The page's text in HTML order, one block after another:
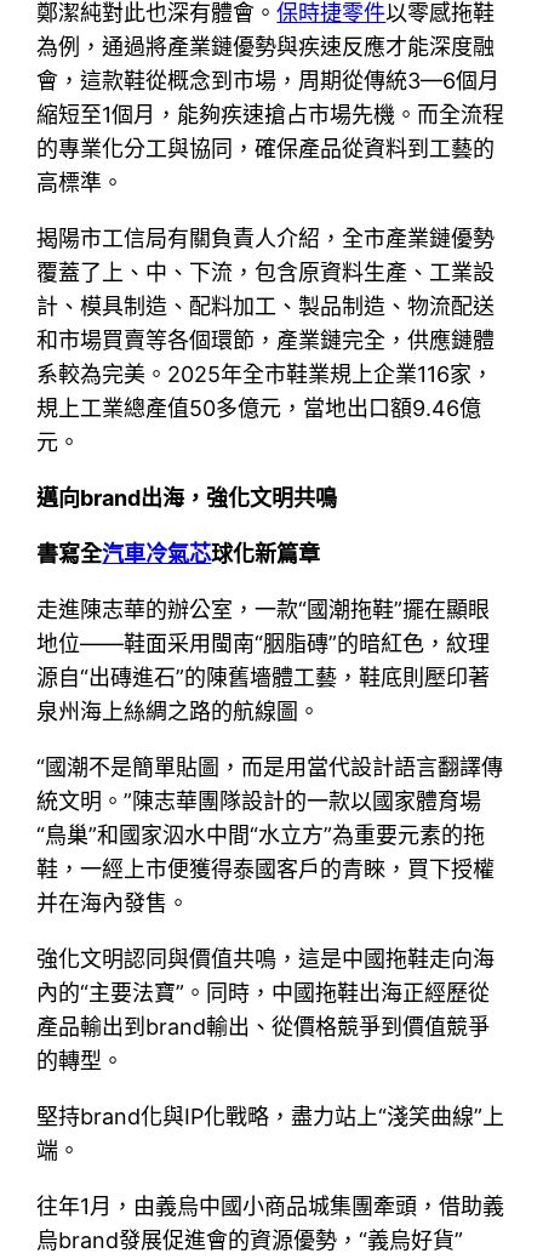
鄭潔純對此也深有體會。保時捷零件以零感拖鞋
為例，通過將產業鏈優勢與疾速反應才能深度融
會，這款鞋從概念到市場，周期從傳統3—6個月
縮短至1個月，能夠疾速搶占市場先機。而全流程
的專業化分工與協同，確保產品從資料到工藝的
高標準。
揭陽市工信局有關負責人介紹，全市產業鏈優勢
覆蓋了上、中、下流，包含原資料生產、工業設
計、模具制造、配料加工、製品制造、物流配送
和市場買賣等各個環節，產業鏈完全，供應鏈體
系較為完美。2025年全市鞋業規上企業116家，
規上工業總產值50多億元，當地出口額9.46億
元。
邁向brand出海，強化文明共鳴
書寫全汽車冷氣芯球化新篇章
走進陳志華的辦公室，一款“國潮拖鞋”擺在顯眼
地位——鞋面采用閩南“胭脂磚”的暗紅色，紋理
源自“出磚進石”的陳舊墻體工藝，鞋底則壓印著
泉州海上絲綢之路的航線圖。
“國潮不是簡單貼圖，而是用當代設計語言翻譯傳
統文明。”陳志華團隊設計的一款以國家體育場
“鳥巢”和國家泅水中間“水立方”為重要元素的拖
鞋，一經上市便獲得泰國客戶的青睞，買下授權
并在海內發售。
強化文明認同與價值共鳴，這是中國拖鞋走向海
內的“主要法寶”。同時，中國拖鞋出海正經歷從
產品輸出到brand輸出、從價格競爭到價值競爭
的轉型。
堅持brand化與IP化戰略，盡力站上“淺笑曲線”上
端。
往年1月，由義烏中國小商品城集團牽頭，借助義
烏brand發展促進會的資源優勢，“義烏好貨”